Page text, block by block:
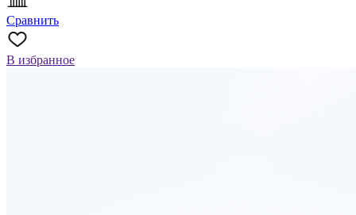
Сравнить
В избранное